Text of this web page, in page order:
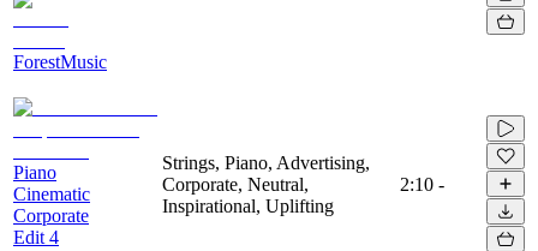
ForestMusic
Piano
Cinematic
Corporate
Edit 4
Strings, Piano, Advertising,
Corporate, Neutral,
Inspirational, Uplifting
2:10 -